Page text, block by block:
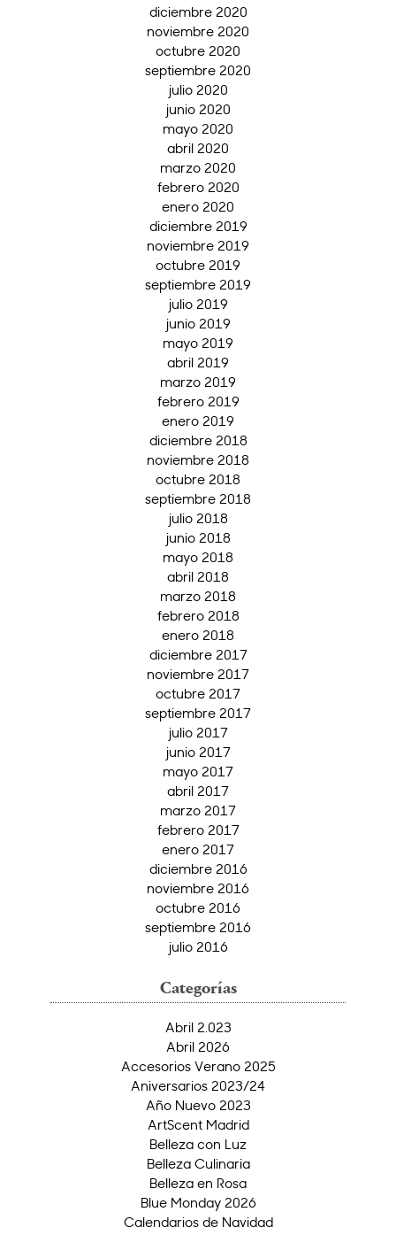
diciembre 2020
noviembre 2020
octubre 2020
septiembre 2020
julio 2020
junio 2020
mayo 2020
abril 2020
marzo 2020
febrero 2020
enero 2020
diciembre 2019
noviembre 2019
octubre 2019
septiembre 2019
julio 2019
junio 2019
mayo 2019
abril 2019
marzo 2019
febrero 2019
enero 2019
diciembre 2018
noviembre 2018
octubre 2018
septiembre 2018
julio 2018
junio 2018
mayo 2018
abril 2018
marzo 2018
febrero 2018
enero 2018
diciembre 2017
noviembre 2017
octubre 2017
septiembre 2017
julio 2017
junio 2017
mayo 2017
abril 2017
marzo 2017
febrero 2017
enero 2017
diciembre 2016
noviembre 2016
octubre 2016
septiembre 2016
julio 2016
Categorías
Abril 2.023
Abril 2026
Accesorios Verano 2025
Aniversarios 2023/24
Año Nuevo 2023
ArtScent Madrid
Belleza con Luz
Belleza Culinaria
Belleza en Rosa
Blue Monday 2026
Calendarios de Navidad